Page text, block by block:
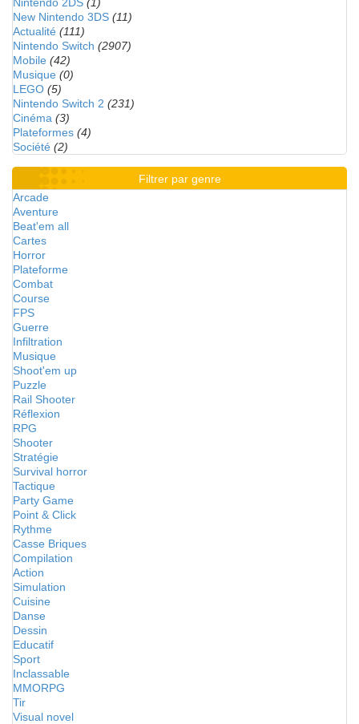
New Nintendo 3DS (11)
Actualité (111)
Nintendo Switch (2907)
Mobile (42)
Musique (0)
LEGO (5)
Nintendo Switch 2 (231)
Cinéma (3)
Plateformes (4)
Société (2)
Filtrer par genre
Arcade
Aventure
Beat'em all
Cartes
Horror
Plateforme
Combat
Course
FPS
Guerre
Infiltration
Musique
Shoot'em up
Puzzle
Rail Shooter
Réflexion
RPG
Shooter
Stratégie
Survival horror
Tactique
Party Game
Point & Click
Rythme
Casse Briques
Compilation
Action
Simulation
Cuisine
Danse
Dessin
Educatif
Sport
Inclassable
MMORPG
Tir
Visual novel